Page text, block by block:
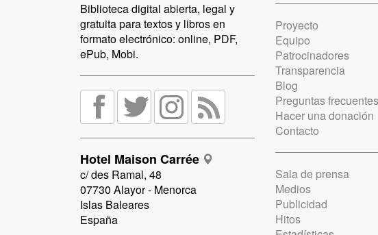
Biblioteca digital abierta, legal y
gratuita para textos y libros en
formato electrónico: online, PDF,
ePub, Mobi.
Hotel Maison Carrée
c/ des Ramal, 48
07730 Alayor - Menorca
Islas Baleares
España
Proyecto
Equipo
Patrocinadores
Transparencia
Blog
Preguntas frecuentes
Hacer una donación
Contacto
Sala de prensa
Medios
Publicidad
Hitos